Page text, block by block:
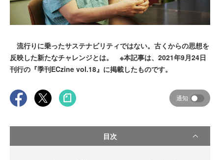
流行りに乗ったサステナビリティではない。古くからの思想を
反映した新たなチャレンジとは。 ※本記事は、2021年9月24日
刊行の『季刊ECzine vol.18』に掲載したものです。
通知
目次